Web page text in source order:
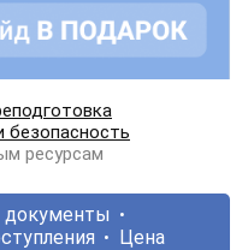
безопасность
ресурсам
Цена